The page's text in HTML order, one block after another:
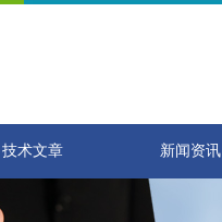
技术文章 新闻资讯